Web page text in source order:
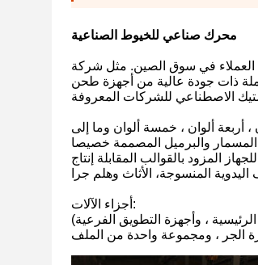
محرك صناعي للخيوط الصناعية
منذ عام 1990، لدى شركتنا الكثير من العملاء في سوق الصين. مثل شركة
ذات جودة عالية من أجهزة طحن
أربعة ألوان ، خمسة ألوان وما إلى
المسمار والبرميل المصممة خصيصا
المزود بالقوالب المقابلة إنتاج
أجزاء الآلات:
، وأجهزة التطويق الفرعية)